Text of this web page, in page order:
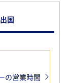
出国
の営業時間